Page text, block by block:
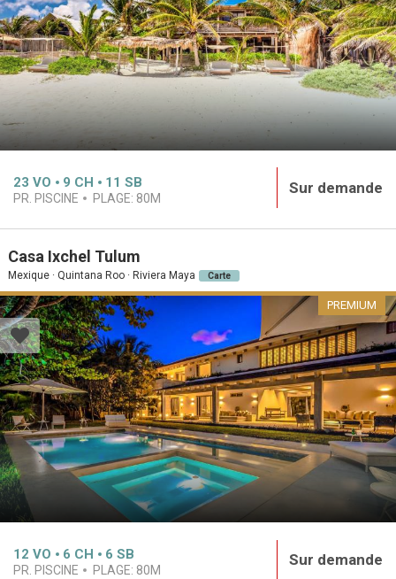
23 VO 9 CH 11 SB
PR. PISCINE PLAGE: 80M
Sur demande
Casa Ixchel Tulum
Mexique · Quintana Roo · Riviera Maya Carte
PREMIUM
12 VO 6 CH 6 SB
PR. PISCINE PLAGE: 80M
Sur demande